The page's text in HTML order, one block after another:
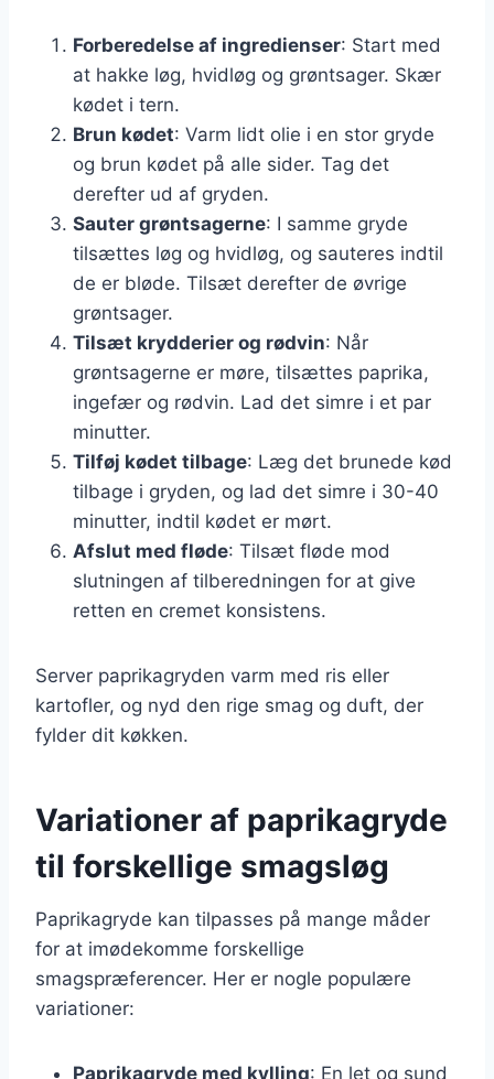
Forberedelse af ingredienser: Start med
at hakke løg, hvidløg og grøntsager. Skær
kødet i tern.
Brun kødet: Varm lidt olie i en stor gryde
og brun kødet på alle sider. Tag det
derefter ud af gryden.
Sauter grøntsagerne: I samme gryde
tilsættes løg og hvidløg, og sauteres indtil
de er bløde. Tilsæt derefter de øvrige
grøntsager.
Tilsæt krydderier og rødvin: Når
grøntsagerne er møre, tilsættes paprika,
ingefær og rødvin. Lad det simre i et par
minutter.
Tilføj kødet tilbage: Læg det brunede kød
tilbage i gryden, og lad det simre i 30-40
minutter, indtil kødet er mørt.
Afslut med fløde: Tilsæt fløde mod
slutningen af tilberedningen for at give
retten en cremet konsistens.
Server paprikagryden varm med ris eller
kartofler, og nyd den rige smag og duft, der
fylder dit køkken.
Variationer af paprikagryde
til forskellige smagsløg
Paprikagryde kan tilpasses på mange måder
for at imødekomme forskellige
smagspræferencer. Her er nogle populære
variationer:
Paprikagryde med kylling: En let og sund